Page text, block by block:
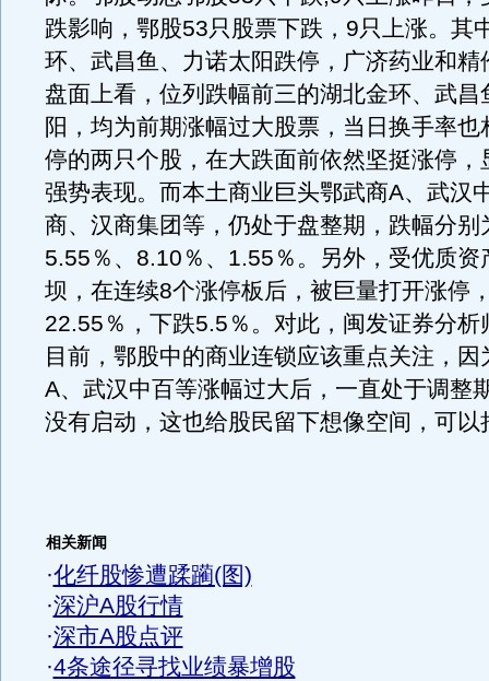
跌影响，鄂股53只股票下跌，9只上涨。其
环、武昌鱼、力诺太阳跌停，广济药业和精
盘面上看，位列跌幅前三的湖北金环、武昌
阳，均为前期涨幅过大股票，当日换手率也
停的两只个股，在大跌面前依然坚挺涨停，
强势表现。而本土商业巨头鄂武商A、武汉
商、汉商集团等，仍处于盘整期，跌幅分别
5.55％、8.10％、1.55％。另外，受优质资
坝，在连续8个涨停板后，被巨量打开涨停
22.55％，下跌5.5％。对此，闽发证券分析
目前，鄂股中的商业连锁应该重点关注，因
A、武汉中百等涨幅过大后，一直处于调整
没有启动，这也给股民留下想像空间，可以
相关新闻
·化纤股惨遭蹂躏(图)
·深沪A股行情
·深市A股点评
·4条途径寻找业绩暴增股